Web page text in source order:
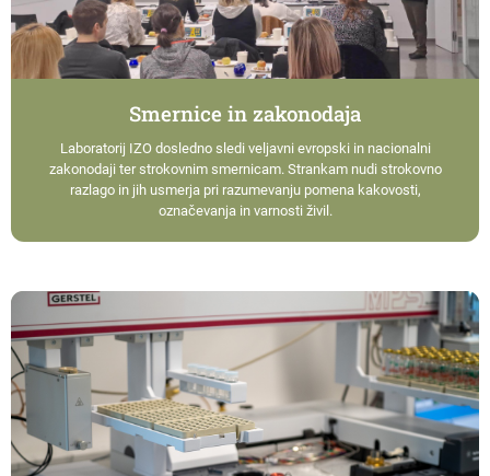
Smernice in zakonodaja
Laboratorij IZO dosledno sledi veljavni evropski in nacionalni
zakonodaji ter strokovnim smernicam. Strankam nudi strokovno
razlago in jih usmerja pri razumevanju pomena kakovosti,
označevanja in varnosti živil.